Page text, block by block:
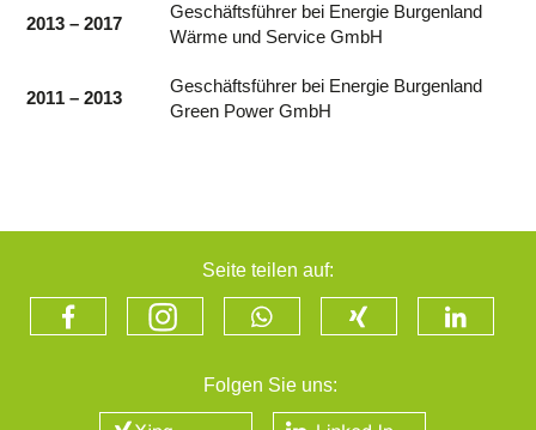
2013 – 2017
Geschäftsführer bei Energie Burgenland
Wärme und Service GmbH
2011 – 2013
Geschäftsführer bei Energie Burgenland
Green Power GmbH
Seite teilen auf:
Folgen Sie uns: